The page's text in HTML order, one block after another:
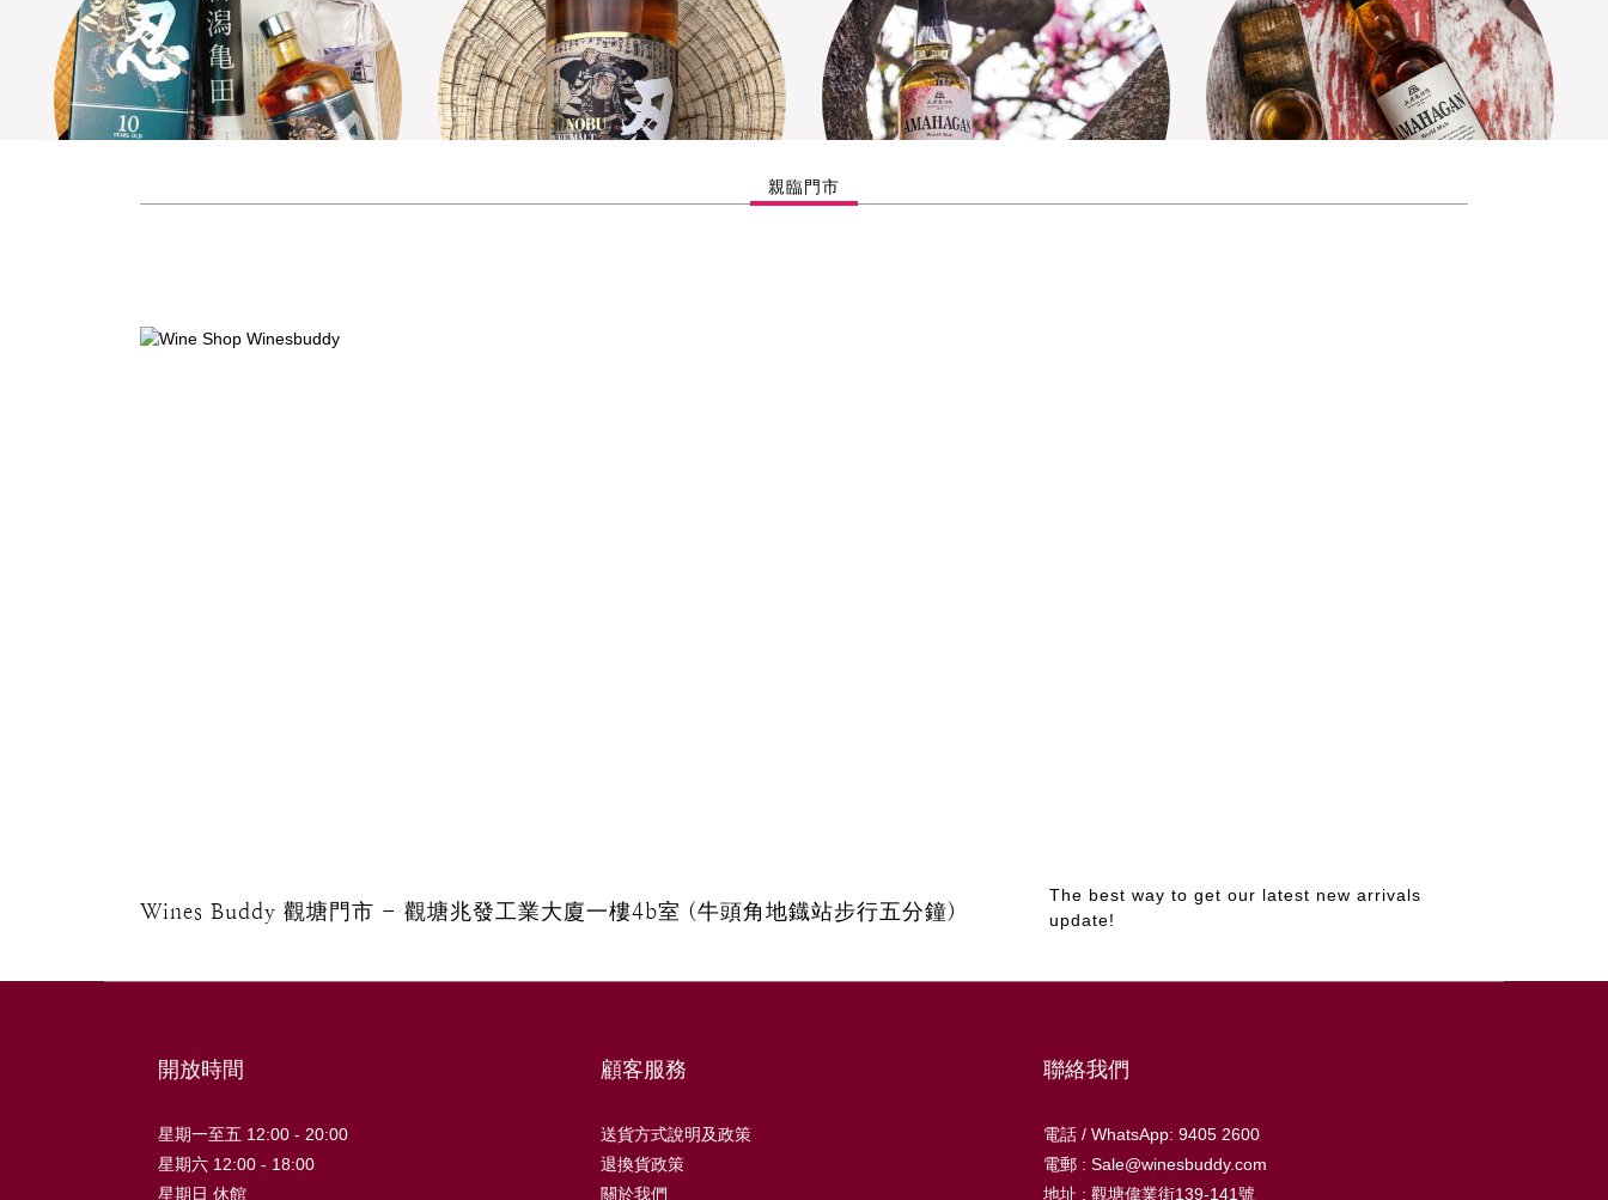
Mizunara Oak Finish
親臨門市
Wines Buddy 觀塘門市 - 觀塘兆發工業大廈一樓4b室 (牛頭角地鐡站步行五分鐘)
The best way to get our latest new arrivals
update!
開放時間
星期一至五 12:00 - 20:00
星期六 12:00 - 18:00
星期日 休館
顧客服務
送貨方式說明及政策
退換貨政策
關於我們
聯絡我們
電話 / WhatsApp: 9405 2600
電郵 : Sale@winesbuddy.com
地址 : 觀塘偉業街139-141號